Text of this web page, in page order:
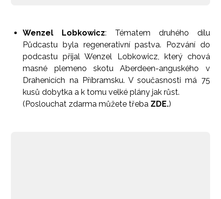
Wenzel Lobkowicz: Tématem druhého dílu
Půdcastu byla regenerativní pastva. Pozvání do
podcastu přijal Wenzel Lobkowicz, který chová
masné plemeno skotu Aberdeen-anguského v
Drahenicích na Příbramsku. V současnosti má 75
kusů dobytka a k tomu velké plány jak růst.
(Poslouchat zdarma můžete třeba ZDE.)